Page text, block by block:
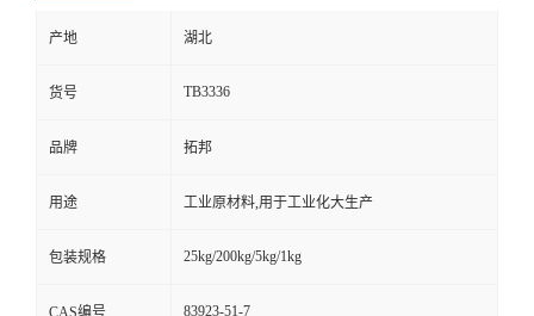
产地 湖北
货号 TB3336
品牌 拓邦
用途 工业原材料,用于工业化大生产
包装规格 25kg/200kg/5kg/1kg
CAS编号 83923-51-7